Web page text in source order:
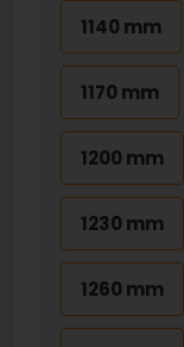
1140 mm
1170 mm
1200 mm
1230 mm
1260 mm